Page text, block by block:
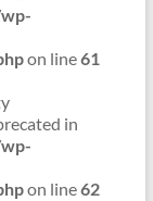
on line61
in
on line62